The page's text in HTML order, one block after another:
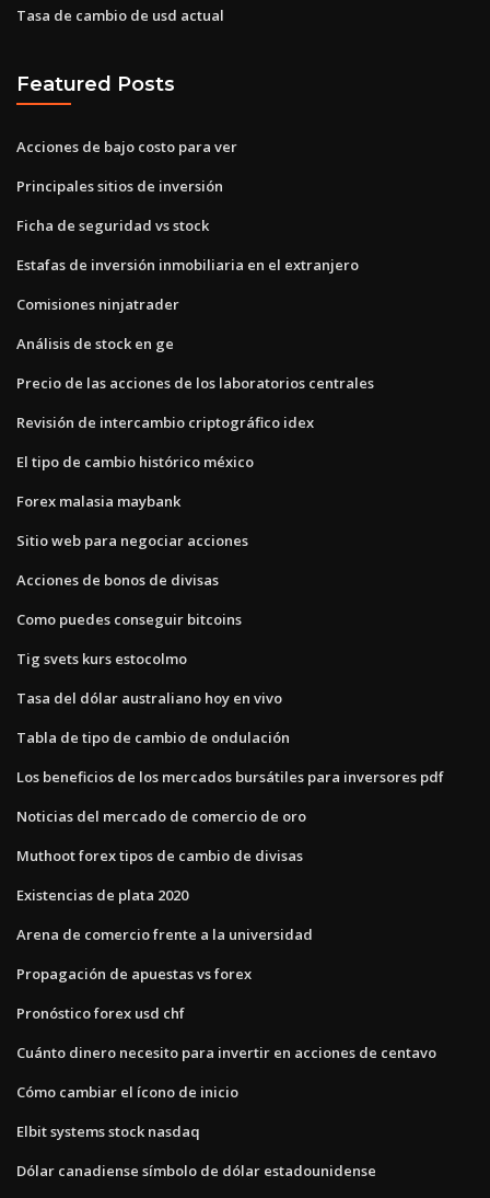
Tasa de cambio de usd actual
Featured Posts
Acciones de bajo costo para ver
Principales sitios de inversión
Ficha de seguridad vs stock
Estafas de inversión inmobiliaria en el extranjero
Comisiones ninjatrader
Análisis de stock en ge
Precio de las acciones de los laboratorios centrales
Revisión de intercambio criptográfico idex
El tipo de cambio histórico méxico
Forex malasia maybank
Sitio web para negociar acciones
Acciones de bonos de divisas
Como puedes conseguir bitcoins
Tig svets kurs estocolmo
Tasa del dólar australiano hoy en vivo
Tabla de tipo de cambio de ondulación
Los beneficios de los mercados bursátiles para inversores pdf
Noticias del mercado de comercio de oro
Muthoot forex tipos de cambio de divisas
Existencias de plata 2020
Arena de comercio frente a la universidad
Propagación de apuestas vs forex
Pronóstico forex usd chf
Cuánto dinero necesito para invertir en acciones de centavo
Cómo cambiar el ícono de inicio
Elbit systems stock nasdaq
Dólar canadiense símbolo de dólar estadounidense